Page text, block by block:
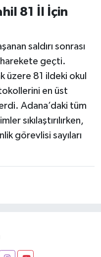
81 İl İçin
saldırı sonrası
harekete geçti.
üzere 81 ildeki okul
en üst
Adana’daki tüm
sıkılaştırılırken,
görevlisi sayıları